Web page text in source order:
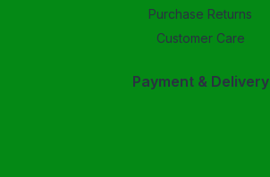
Purchase Returns
Customer Care
Payment & Delivery